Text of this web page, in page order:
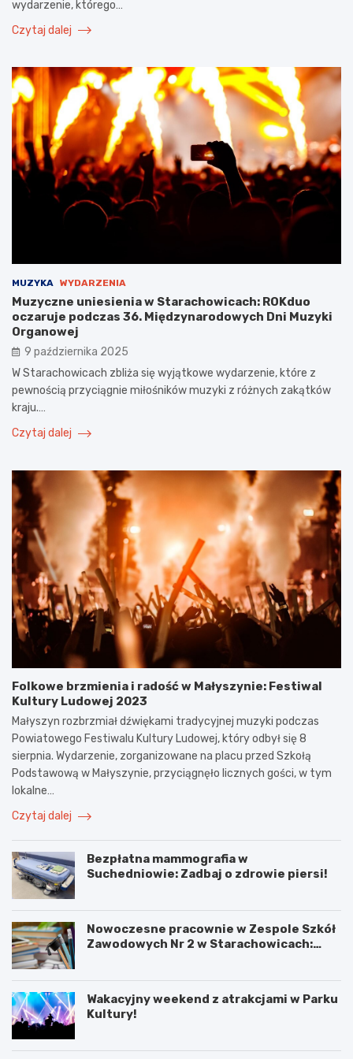
wydarzenie, którego…
Czytaj dalej
MUZYKA WYDARZENIA
Muzyczne uniesienia w Starachowicach: ROKduo
oczaruje podczas 36. Międzynarodowych Dni Muzyki
Organowej
9 października 2025
W Starachowicach zbliża się wyjątkowe wydarzenie, które z
pewnością przyciągnie miłośników muzyki z różnych zakątków
kraju.…
Czytaj dalej
Folkowe brzmienia i radość w Małyszynie: Festiwal
Kultury Ludowej 2023
Małyszyn rozbrzmiał dźwiękami tradycyjnej muzyki podczas
Powiatowego Festiwalu Kultury Ludowej, który odbył się 8
sierpnia. Wydarzenie, zorganizowane na placu przed Szkołą
Podstawową w Małyszynie, przyciągnęło licznych gości, w tym
lokalne…
Czytaj dalej
Bezpłatna mammografia w
Suchedniowie: Zadbaj o zdrowie piersi!
Nowoczesne pracownie w Zespole Szkół
Zawodowych Nr 2 w Starachowicach:
Wakacyjny weekend z atrakcjami w Parku
Kultury!